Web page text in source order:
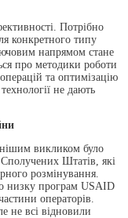
Потрібно
конкретного типу
напрямом стане
про методики роботи
та оптимізацію
не дають
викликом було
Штатів, які
розмінування.
низку програм USAID
операторів.
не всі відновили